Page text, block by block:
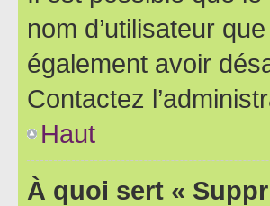
nom d’utilisateur
également avoir
Contactez
Haut
À quoi sert «